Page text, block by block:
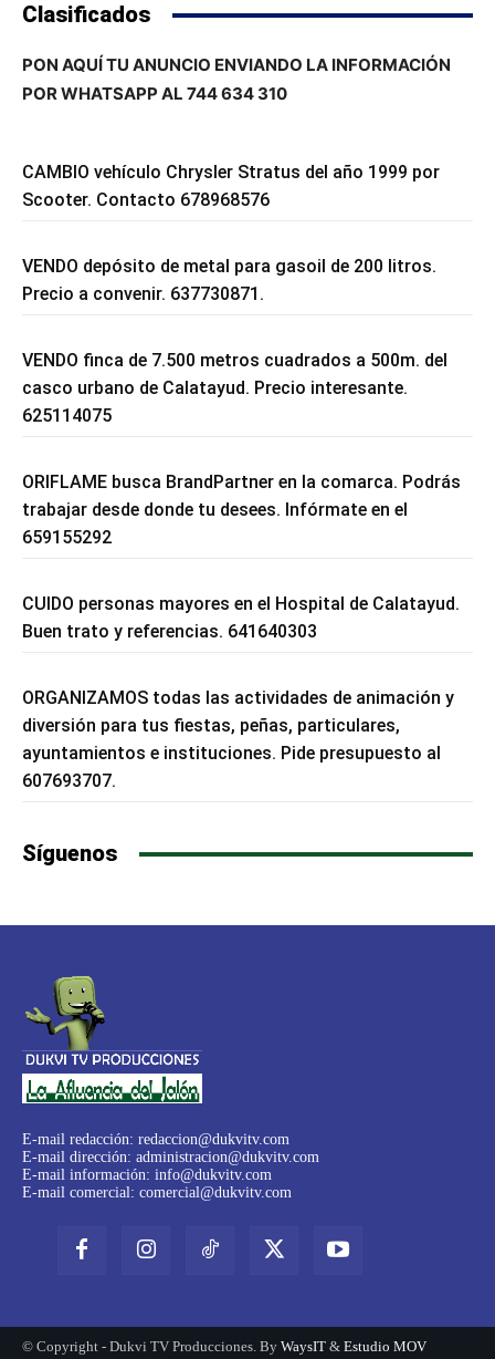
Clasificados
PON AQUÍ TU ANUNCIO ENVIANDO LA INFORMACIÓN
POR WHATSAPP AL 744 634 310
CAMBIO vehículo Chrysler Stratus del año 1999 por
Scooter. Contacto 678968576
VENDO depósito de metal para gasoil de 200 litros.
Precio a convenir. 637730871.
VENDO finca de 7.500 metros cuadrados a 500m. del
casco urbano de Calatayud. Precio interesante.
625114075
ORIFLAME busca BrandPartner en la comarca. Podrás
trabajar desde donde tu desees. Infórmate en el
659155292
CUIDO personas mayores en el Hospital de Calatayud.
Buen trato y referencias. 641640303
ORGANIZAMOS todas las actividades de animación y
diversión para tus fiestas, peñas, particulares,
ayuntamientos e instituciones. Pide presupuesto al
607693707.
Síguenos
E-mail redacción: redaccion@dukvitv.com
E-mail dirección: administracion@dukvitv.com
E-mail información: info@dukvitv.com
E-mail comercial: comercial@dukvitv.com
© Copyright - Dukvi TV Producciones. By WaysIT & Estudio MOV